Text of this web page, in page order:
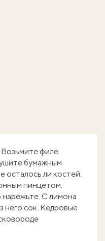
Возьмите филе
бумажным
осталось ли костей.
пинцетом.
С лимона
него сок. Кедровые